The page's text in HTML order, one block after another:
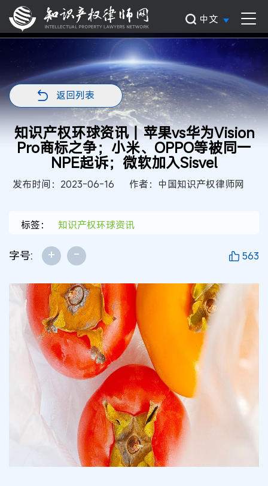
中文
返回列表
知识产权环球资讯丨苹果vs华为Vision
Pro商标之争；小米、OPPO等被同一
NPE起诉；微软加入Sisvel
发布时间：2023-06-16 作者：中国知识产权律师网
标签： 知识产权环球资讯
字号: + - 563